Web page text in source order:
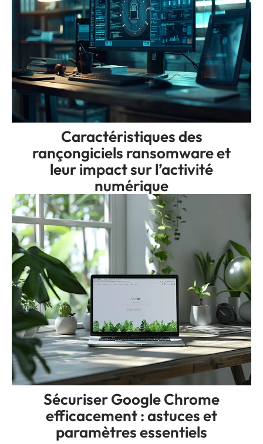
Caractéristiques des
rançongiciels ransomware et
leur impact sur l’activité
numérique
Sécuriser Google Chrome
efficacement : astuces et
paramètres essentiels